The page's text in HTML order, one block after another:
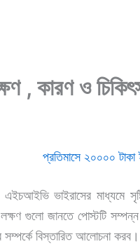
, কারণ ও
প্রতিমাসে ২০০০০ টাকা
এইচআইভি ভাইরাসের
গুলো জানতে পোস্টটি
বিস্তারিত আলোচনা করব।